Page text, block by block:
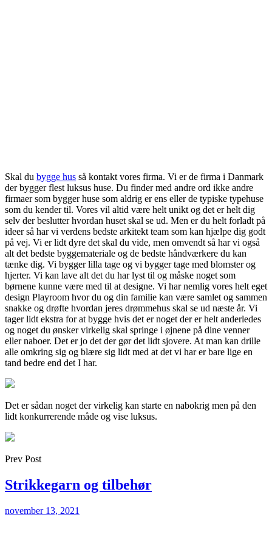
Skal du bygge hus så kontakt vores firma. Vi er de firma i Danmark
der bygger flest luksus huse. Du finder med andre ord ikke andre
firmaer som bygger huse som aldrig er ens eller de typiske typehuse
som du kender til. Vores vil altid være helt unikt og det er helt dig
selv der beslutter hvordan huset skal se ud. Men er du helt forladt på
ideer så har vi verdens bedste arkitekt team som kan hjælpe dig godt
på vej. Vi er lidt dyre det skal du vide, men omvendt så har vi også
alt det bedste byggemateriale og de bedste håndværkere du kan
tænke dig. Vi bygger lilla tage og vi bygger tage med blomster og
hjerter. Vi kan lave alt det du har lyst til og måske noget som
børnene kunne være med til at designe. Vi har nemlig vores helt eget
design Playroom hvor du og din familie kan være samlet og sammen
snakke og drøfte hvordan jeres drømmehus skal se ud næste år. Vi
tager lidt ekstra for at bygge hvis det er noget der er helt anderledes
og noget du ønsker virkelig skal springe i øjnene på dine venner
eller naboer. Det er jo det der gør det lidt sjovere. At man kan drille
alle omkring sig og blære sig lidt med at det vi har er bare lige en
tand bedre end det I har.
Det er sådan noget der virkelig kan starte en nabokrig men på den
lidt konkurrerende måde og vise luksus.
Prev Post
Strikkegarn og tilbehør
november 13, 2021